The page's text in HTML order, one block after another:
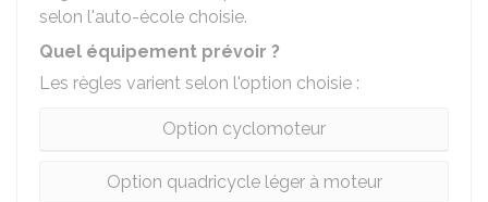
selon l'auto-école choisie.
Quel équipement prévoir ?
Les règles varient selon l'option choisie :
Option cyclomoteur
Option quadricycle léger à moteur